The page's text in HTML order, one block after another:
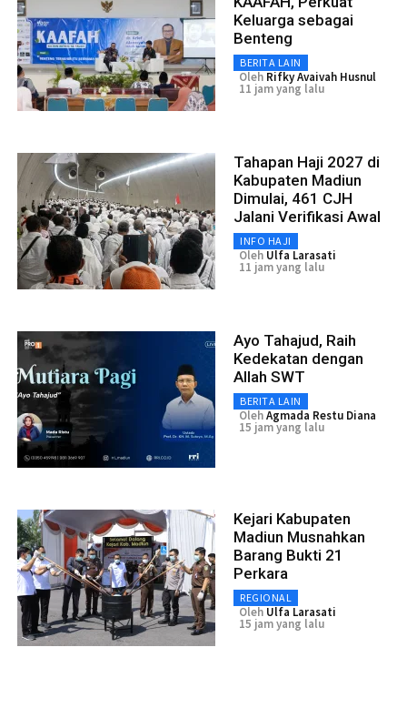
Keluarga sebagai
Benteng
BERITA LAIN
Oleh Rifky Avaivah Husnul
11 jam yang lalu
Tahapan Haji 2027 di
Kabupaten Madiun
Dimulai, 461 CJH
Jalani Verifikasi Awal
INFO HAJI
Oleh Ulfa Larasati
11 jam yang lalu
Ayo Tahajud, Raih
Kedekatan dengan
Allah SWT
BERITA LAIN
OlehAgmada Restu Diana
15 jam yang lalu
Kejari Kabupaten
Madiun Musnahkan
Barang Bukti 21
Perkara
REGIONAL
Oleh Ulfa Larasati
15 jam yang lalu